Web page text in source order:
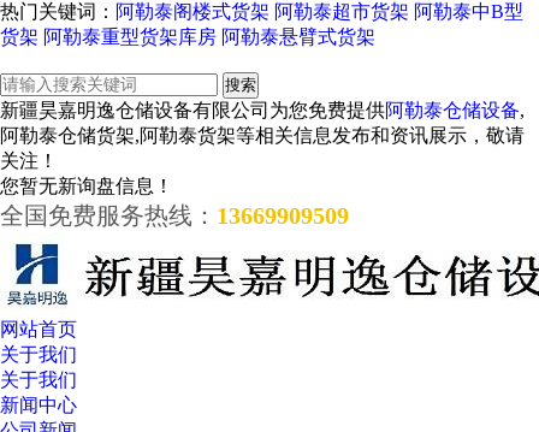
热门关键词： 阿勒泰阁楼式货架 阿勒泰超市货架 阿勒泰中B型
货架 阿勒泰重型货架库房 阿勒泰悬臂式货架
新疆昊嘉明逸仓储设备有限公司为您免费提供阿勒泰仓储设备,
阿勒泰仓储货架,阿勒泰货架等相关信息发布和资讯展示，敬请
关注！
您暂无新询盘信息！
全国免费服务热线： 13669909509
网站首页
关于我们
关于我们
新闻中心